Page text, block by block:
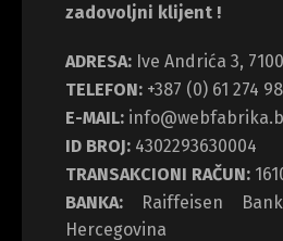
zadovoljni klijent !
ADRESA: Ive Andrića 3,
TELEFON: +387 (0) 61 274
E-MAIL:
ID BROJ: 4302293630004
TRANSAKCIONI RAČUN:
BANKA: Raiffeisen
Hercegovina